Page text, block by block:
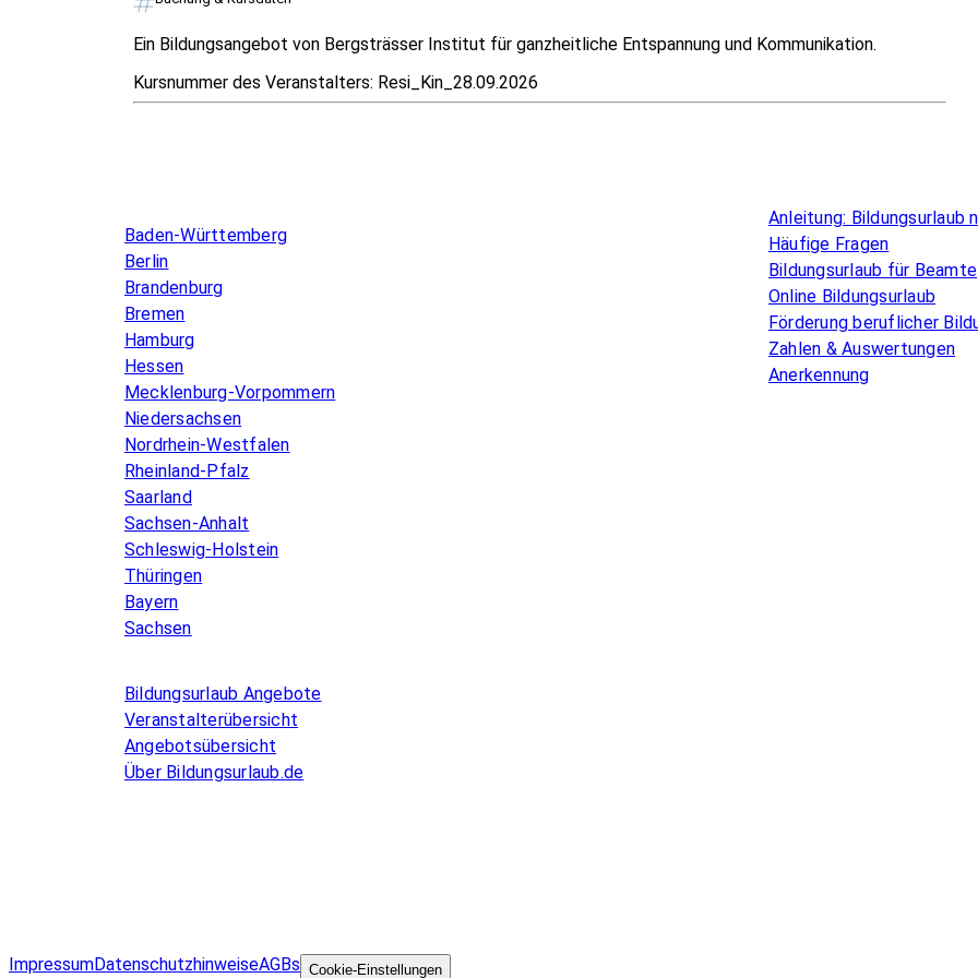
Ein Bildungsangebot von Bergsträsser Institut für ganzheitliche Entspannung und Kommunikation.
Kursnummer des Veranstalters: Resi_Kin_28.09.2026
Baden-Württemberg
Berlin
Brandenburg
Bremen
Hamburg
Hessen
Mecklenburg-Vorpommern
Niedersachsen
Nordrhein-Westfalen
Rheinland-Pfalz
Saarland
Sachsen-Anhalt
Schleswig-Holstein
Thüringen
Bayern
Sachsen
Anleitung: Bildungsurlaub
Häufige Fragen
Bildungsurlaub für Beamte
Online Bildungsurlaub
Förderung beruflicher
Zahlen & Auswertungen
Anerkennung
Bildungsurlaub Angebote
Veranstalterübersicht
Angebotsübersicht
Über Bildungsurlaub.de
ImpressumDatenschutzhinweiseAGBs Cookie-Einstellungen